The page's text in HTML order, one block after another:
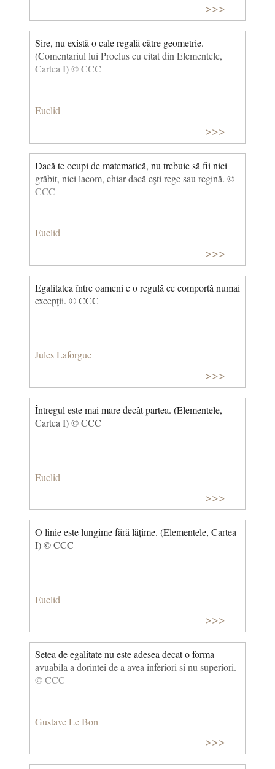
>>>
Sire, nu există o cale regală către geometrie.
(Comentariul lui Proclus cu citat din Elementele,
Cartea I) © CCC
Euclid
>>>
Dacă te ocupi de matematică, nu trebuie să fii nici
grăbit, nici lacom, chiar dacă eşti rege sau regină. ©
CCC
Euclid
>>>
Egalitatea între oameni e o regulă ce comportă numai
excepții. © CCC
Jules Laforgue
>>>
Întregul este mai mare decât partea. (Elementele,
Cartea I) © CCC
Euclid
>>>
O linie este lungime fără lățime. (Elementele, Cartea
I) © CCC
Euclid
>>>
Setea de egalitate nu este adesea decat o forma
avuabila a dorintei de a avea inferiori si nu superiori.
© CCC
Gustave Le Bon
>>>